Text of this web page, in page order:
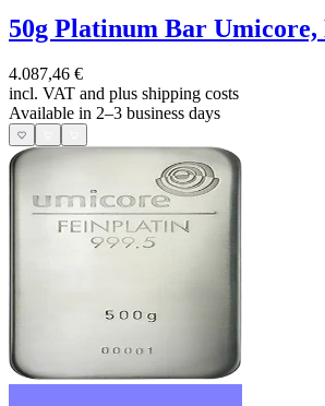
50g Platinum Bar Umicore,
4.087,46 €
incl. VAT and plus shipping costs
Available in 2–3 business days